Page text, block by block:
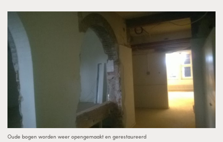
Oude bogen worden weer opengemaakt en gerestaureerd